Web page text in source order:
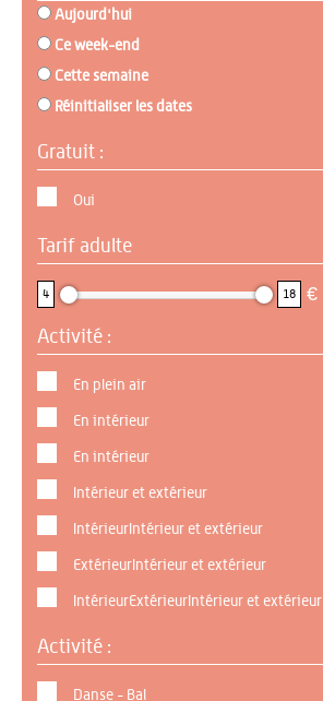
Aujourd'hui
Ce week-end
Cette semaine
Réinitialiser les dates
Gratuit :
Oui
Tarif adulte
4 18 €
Activité :
En plein air
En intérieur
En intérieur
Intérieur et extérieur
IntérieurIntérieur et extérieur
ExtérieurIntérieur et extérieur
IntérieurExtérieurIntérieur et extérieur
Activité :
Danse - Bal